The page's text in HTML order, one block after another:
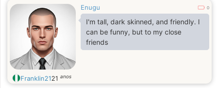
Enugu 0
I'm tall, dark skinned, and friendly. I
can be funny, but to my close
friends
Franklin2121 anos